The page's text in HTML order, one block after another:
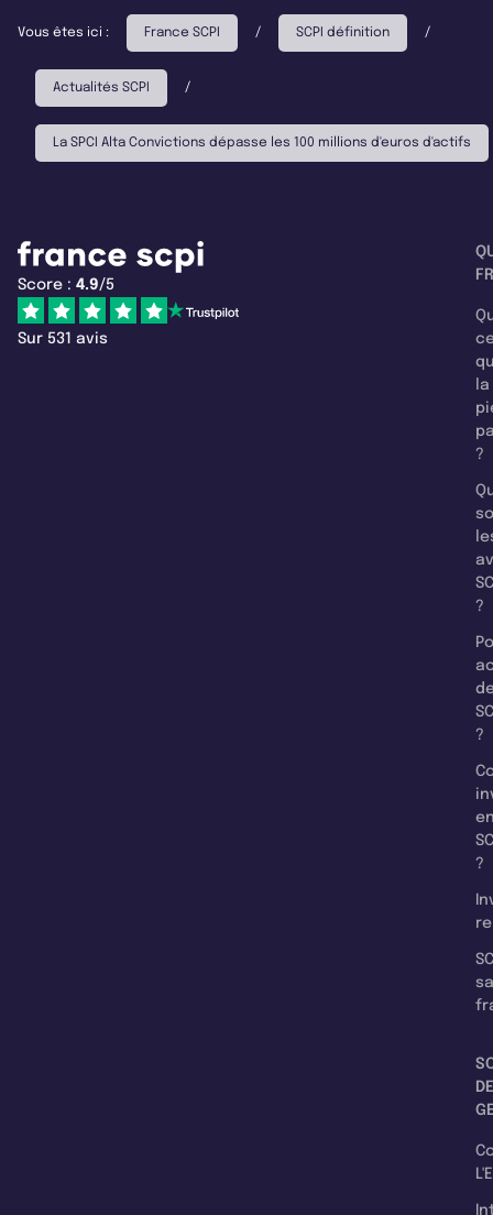
Vous êtes ici : France SCPI / SCPI définition /
Actualités SCPI /
La SPCI Alta Convictions dépasse les 100 millions d'euros d'actifs
Score : 4.9/5
Sur 531 avis
la
?
?
?
?
DE